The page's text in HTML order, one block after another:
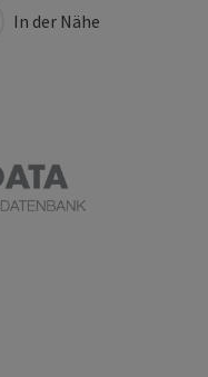
In der Nähe